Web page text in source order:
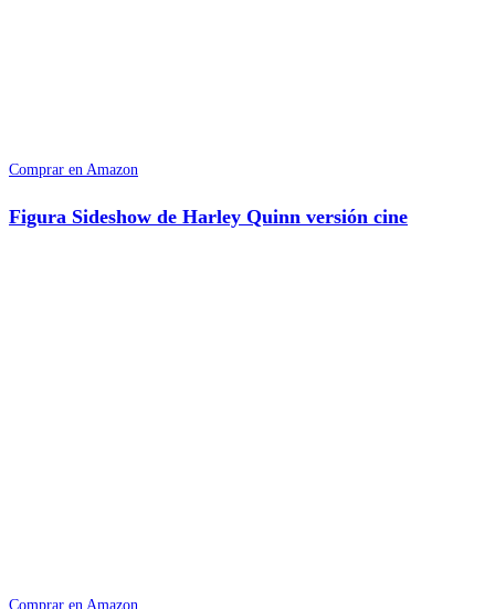
Comprar en Amazon
Figura Sideshow de Harley Quinn versión cine
Comprar en Amazon